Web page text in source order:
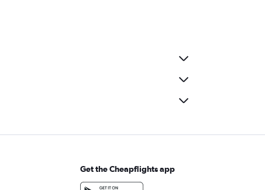
Get the Cheapflights app